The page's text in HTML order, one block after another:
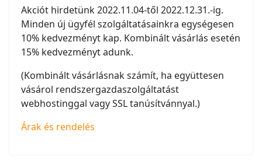
Akciót hirdetünk 2022.11.04-től 2022.12.31.-ig.
Minden új ügyfél szolgáltatásainkra egységesen
10% kedvezményt kap. Kombinált vásárlás esetén
15% kedvezményt adunk.
(Kombinált vásárlásnak számít, ha együttesen
vásárol rendszergazdaszolgáltatást
webhostinggal vagy SSL tanúsítvánnyal.)
Árak és rendelés